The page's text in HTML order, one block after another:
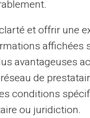
compte en
carte sans
; voilà une option
et offrir une
affichées
avantageuses
de
conditions
ou juridiction.